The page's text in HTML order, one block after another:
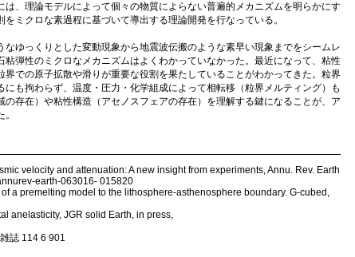
、理論モデルによって個々の物質によらない普遍的メカニズムを明らかにす
ミクロな素過程に基づいて導出する理論開発を行なっている。
ゆっくりとした変動現象から地震波伝搬のような素早い現象までをシームレ
弾性のミクロなメカニズムはよくわかっていなかった。最近になって、粘性
での原子拡散や滑りが重要な役割を果たしていることがわかってきた。粒界
も拘わらず、温度・圧力・化学組成によって相転移（粒界メルティング）も
存在）や粘性構造（アセノスフェアの存在）を理解する鍵になることが、ア
velocity and attenuation: A new insight from experiments, Annu. Rev. Earth
earth-063016- 015820
a premelting model to the lithosphere-asthenosphere boundary. G-cubed,
anelasticity, JGR solid Earth, in press,
誌 114 6 901